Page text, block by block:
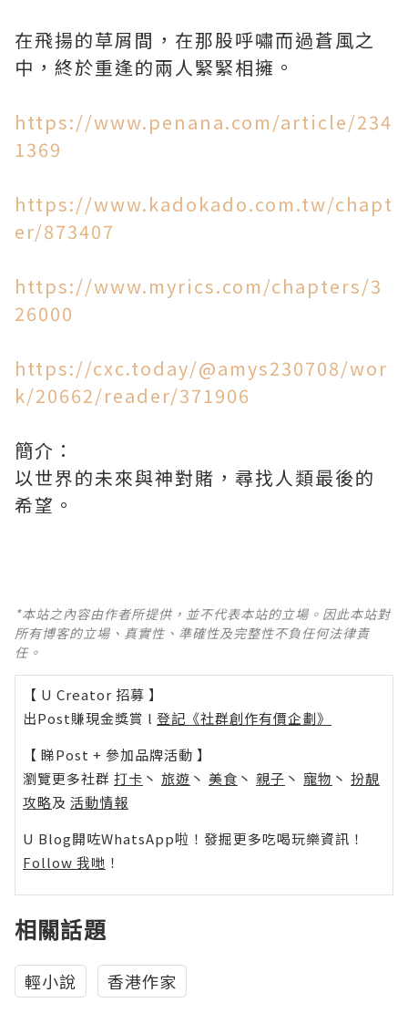
在飛揚的草屑間，在那股呼嘯而過蒼風之
中，終於重逢的兩人緊緊相擁。
https://www.penana.com/article/234
1369
https://www.kadokado.com.tw/chapt
er/873407
https://www.myrics.com/chapters/3
26000​​​​​​​
https://cxc.today/@amys230708/wor
k/20662/reader/371906
簡介：
以世界的未來與神對賭，尋找人類最後的
希望。
*本站之內容由作者所提供，並不代表本站的立場。因此本站對
所有博客的立場、真實性、準確性及完整性不負任何法律責
任。
【 U Creator 招募 】
出Post賺現金獎賞 l 登記《社群創作有價企劃》
【 睇Post + 參加品牌活動 】
瀏覽更多社群 打卡 丶 旅遊 丶 美食 丶 親子 丶 寵物 丶 扮靚
攻略及 活動情報
U Blog開咗WhatsApp啦！發掘更多吃喝玩樂資訊！
Follow 我哋 ！
相關話題
輕小說 香港作家